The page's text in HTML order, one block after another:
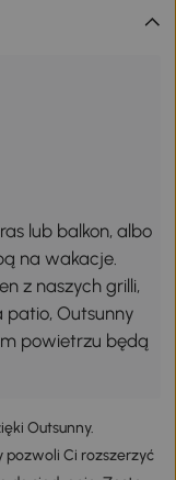
lub balkon, albo
na wakacje.
z naszych grilli,
Outsunny
powietrzu będą
Outsunny.
Ci rozszerzyć